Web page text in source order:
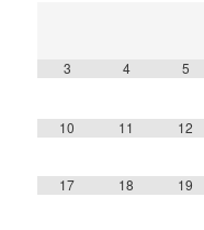
3 4 5
10 11 12
17 18 19